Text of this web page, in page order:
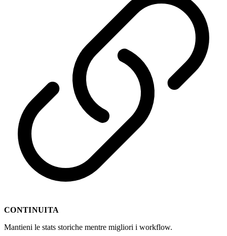
CONTINUITA
Mantieni le stats storiche mentre migliori i workflow.